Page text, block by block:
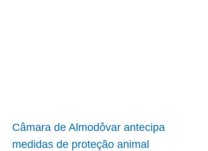
Câmara de Almodôvar antecipa
medidas de proteção animal